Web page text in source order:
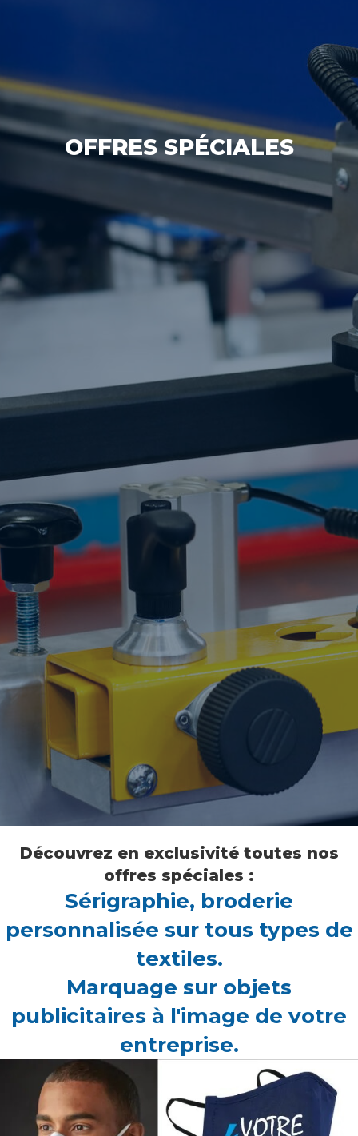
OFFRES SPÉCIALES
Découvrez en exclusivité toutes nos
offres spéciales :
Sérigraphie, broderie
personnalisée sur tous types de
textiles.
Marquage sur objets
publicitaires à l'image de votre
entreprise.